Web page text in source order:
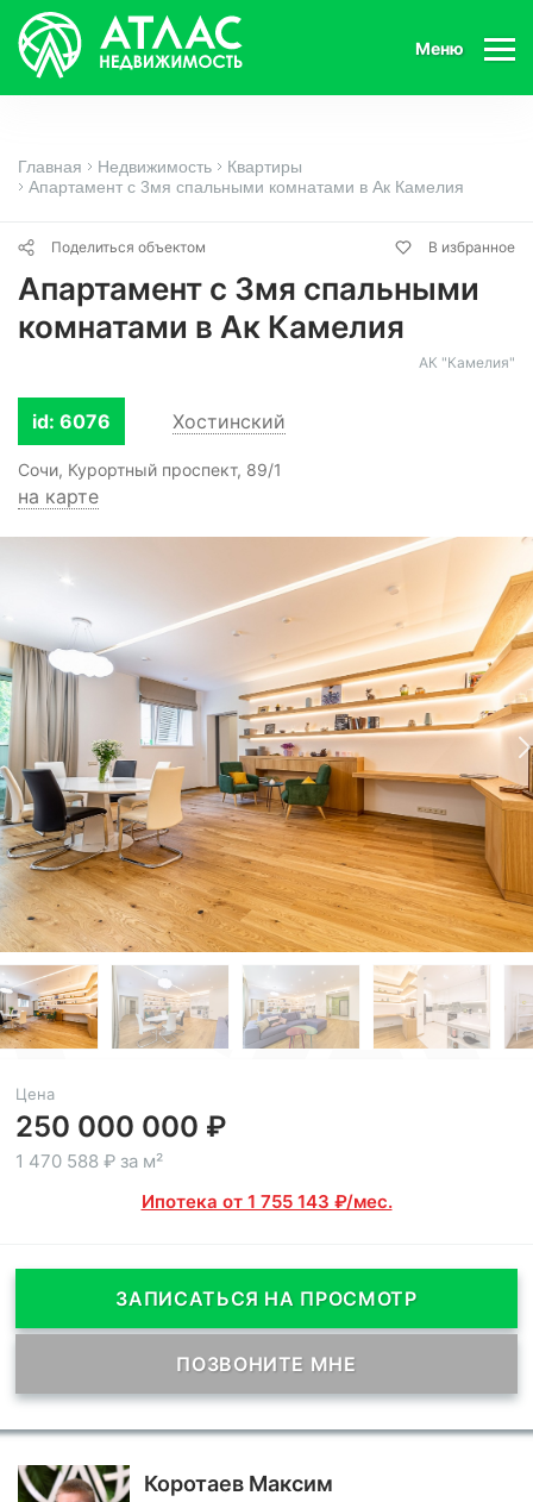
Меню
Главная Недвижимость
Квартиры
Апартамент с 3мя спальными комнатами в Ак Камелия
Поделиться объектом В избранное
Апартамент с 3мя спальными
комнатами в Ак Камелия
АК "Камелия"
id: 6076 Хостинский
Сочи, Курортный проспект, 89/1
на карте
Цена
250 000 000 ₽
1 470 588 ₽ за м²
Ипотека от 1 755 143 ₽/мес.
ЗАПИСАТЬСЯ НА ПРОСМОТР
ПОЗВОНИТЕ МНЕ
Коротаев Максим